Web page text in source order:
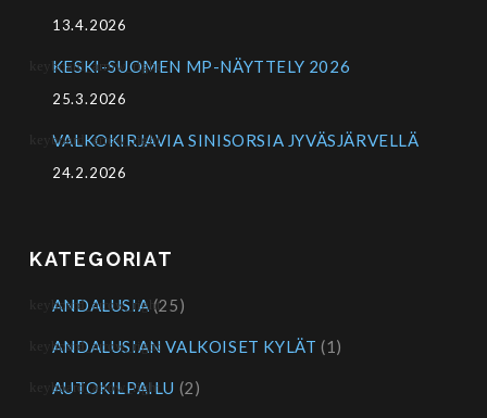
13.4.2026
KESKI-SUOMEN MP-NÄYTTELY 2026
25.3.2026
VALKOKIRJAVIA SINISORSIA JYVÄSJÄRVELLÄ
24.2.2026
KATEGORIAT
ANDALUSIA (25)
ANDALUSIAN VALKOISET KYLÄT (1)
AUTOKILPAILU (2)